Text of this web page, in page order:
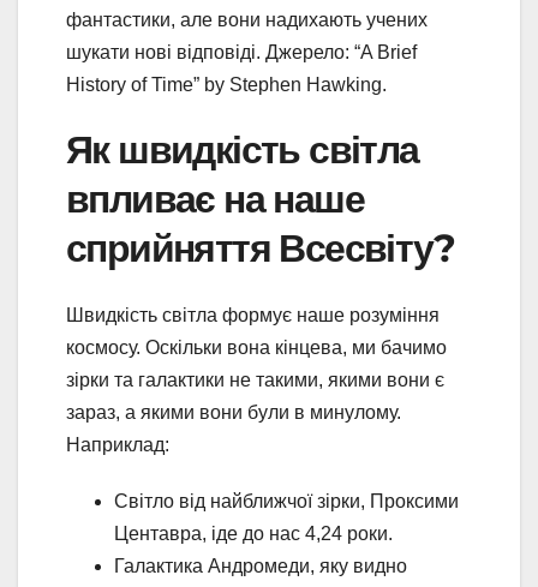
фантастики, але вони надихають учених
шукати нові відповіді. Джерело: “A Brief
History of Time” by Stephen Hawking.
Як швидкість світла
впливає на наше
сприйняття Всесвіту?
Швидкість світла формує наше розуміння
космосу. Оскільки вона кінцева, ми бачимо
зірки та галактики не такими, якими вони є
зараз, а якими вони були в минулому.
Наприклад:
Світло від найближчої зірки, Проксими
Центавра, іде до нас 4,24 роки.
Галактика Андромеди, яку видно